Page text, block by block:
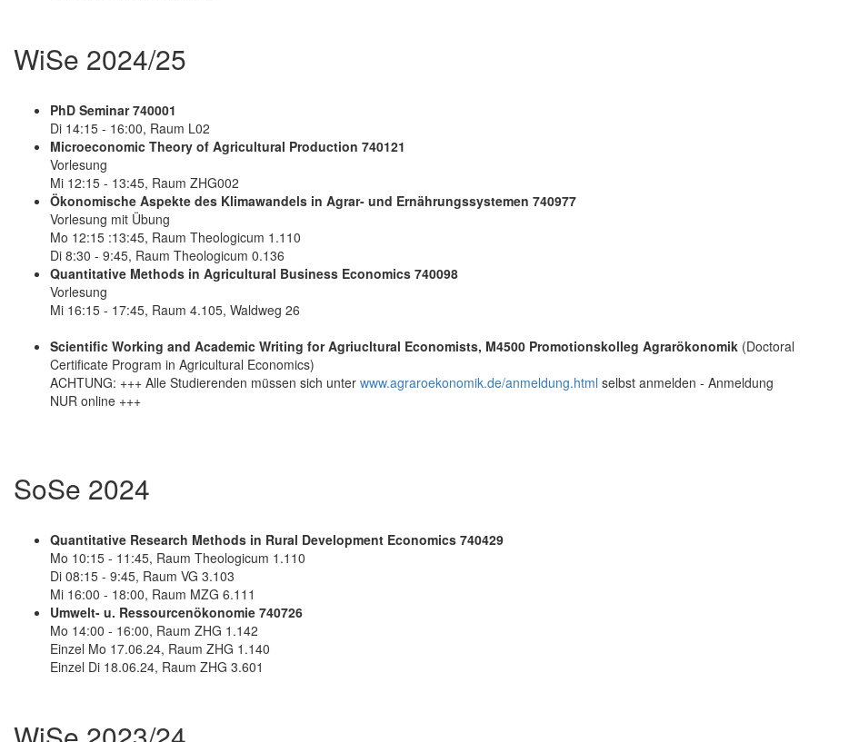
WiSe 2024/25
PhD Seminar 740001
Di 14:15 - 16:00, Raum L02
Microeconomic Theory of Agricultural Production 740121
Vorlesung
Mi 12:15 - 13:45, Raum ZHG002
Ökonomische Aspekte des Klimawandels in Agrar- und Ernährungssystemen 740977
Vorlesung mit Übung
Mo 12:15 :13:45, Raum Theologicum 1.110
Di 8:30 - 9:45, Raum Theologicum 0.136
Quantitative Methods in Agricultural Business Economics 740098
Vorlesung
Mi 16:15 - 17:45, Raum 4.105, Waldweg 26
Scientific Working and Academic Writing for Agriucltural Economists, M4500 Promotionskolleg Agrarökonomik (Doctoral
Certificate Program in Agricultural Economics)
ACHTUNG: +++ Alle Studierenden müssen sich unter www.agraroekonomik.de/anmeldung.html selbst anmelden - Anmeldung
NUR online +++
SoSe 2024
Quantitative Research Methods in Rural Development Economics 740429
Mo 10:15 - 11:45, Raum Theologicum 1.110
Di 08:15 - 9:45, Raum VG 3.103
Mi 16:00 - 18:00, Raum MZG 6.111
Umwelt- u. Ressourcenökonomie 740726
Mo 14:00 - 16:00, Raum ZHG 1.142
Einzel Mo 17.06.24, Raum ZHG 1.140
Einzel Di 18.06.24, Raum ZHG 3.601